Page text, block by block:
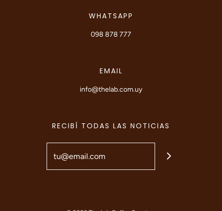
WHATSAPP
098 878 777
EMAIL
info@thelab.com.uy
RECIBÍ TODAS LAS NOTICIAS